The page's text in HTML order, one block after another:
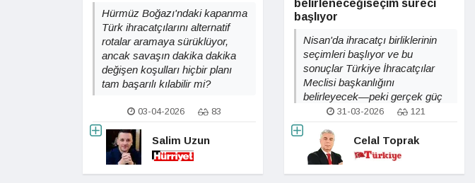
Hürmüz Boğazı'ndaki kapanma
Türk ihracatçılarını alternatif
rotalar aramaya sürüklüyor,
ancak savaşın dakika dakika
değişen koşulları hiçbir planı
tam başarılı kılabilir mi?
03-04-2026 83
Salim Uzun
belirleneceğiseçim süreci
başlıyor
Nisan'da ihracatçı birliklerinin
seçimleri başlıyor ve bu
sonuçlar Türkiye İhracatçılar
Meclisi başkanlığını
belirleyecek—peki gerçek güç
savaşı seçim sandığında mı
uzlaşmalarda mı yaşanacak?
31-03-2026 121
Celal Toprak